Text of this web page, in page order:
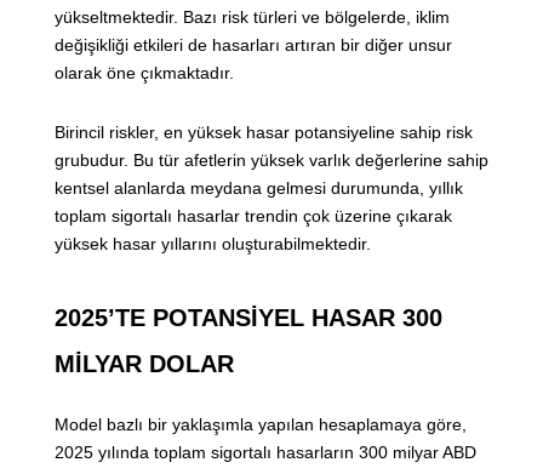
yükseltmektedir. Bazı risk türleri ve bölgelerde, iklim
değişikliği etkileri de hasarları artıran bir diğer unsur
olarak öne çıkmaktadır.
Birincil riskler, en yüksek hasar potansiyeline sahip risk
grubudur. Bu tür afetlerin yüksek varlık değerlerine sahip
kentsel alanlarda meydana gelmesi durumunda, yıllık
toplam sigortalı hasarlar trendin çok üzerine çıkarak
yüksek hasar yıllarını oluşturabilmektedir.
2025’TE POTANSİYEL HASAR 300
MİLYAR DOLAR
Model bazlı bir yaklaşımla yapılan hesaplamaya göre,
2025 yılında toplam sigortalı hasarların 300 milyar ABD